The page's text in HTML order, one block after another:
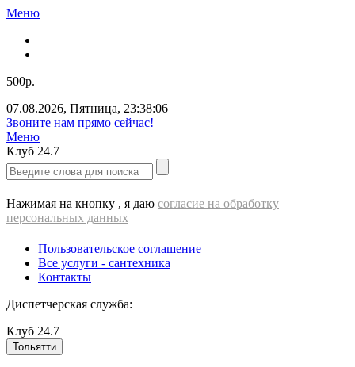
Меню
500р.
07.08.2026, Пятница, 23:38:06
Звоните нам прямо сейчас!
Меню
Клуб 24.7
Нажимая на кнопку , я даю согласие на обработку
персональных данных
Пользовательское соглашение
Все услуги - cантехника
Контакты
Диспетчерская служба:
Клуб 24.7
Тольятти